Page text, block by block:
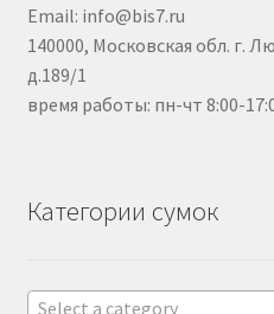
Email: info@bis7.ru
140000, Московская обл. г.
д.189/1
время работы: пн-чт 8:00-
Категории сумок
Select a category